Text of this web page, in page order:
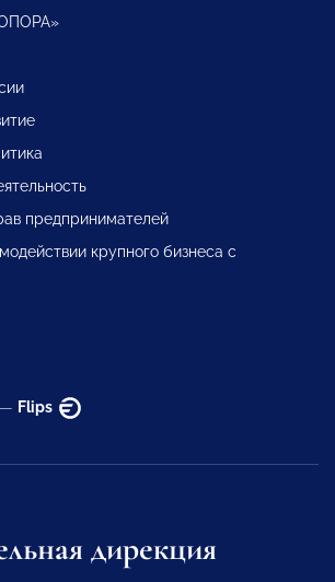
предпринимателей
крупного бизнеса с
— Flips
дирекция